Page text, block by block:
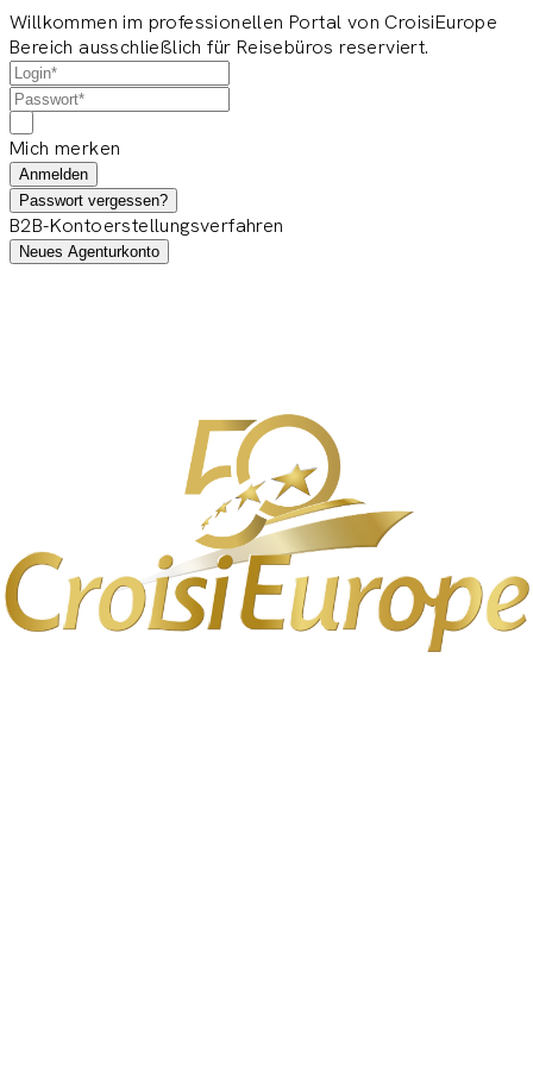
Willkommen im professionellen Portal von CroisiEurope
Bereich ausschließlich für Reisebüros reserviert.
Mich merken
Anmelden
Passwort vergessen?
B2B-Kontoerstellungsverfahren
Neues Agenturkonto